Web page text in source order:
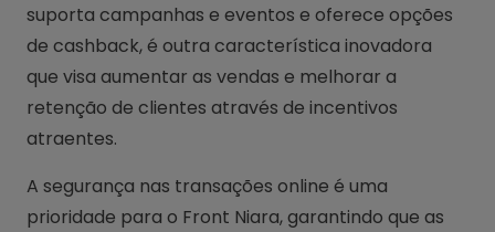
suporta campanhas e eventos e oferece opções
de cashback, é outra característica inovadora
que visa aumentar as vendas e melhorar a
retenção de clientes através de incentivos
atraentes.
A segurança nas transações online é uma
prioridade para o Front Niara, garantindo que as